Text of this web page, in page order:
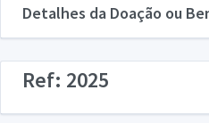
Detalhes da Doação ou
Ref: 2025